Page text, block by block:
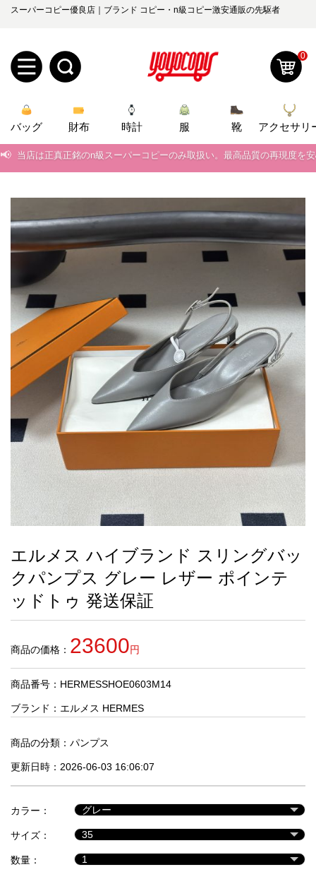
スーパーコピー優良店｜ブランド コピー・n級コピー激安通販の先駆者
規
ユ
ザ
ー
登
ロ
グ
ン
オ
ダ
ー
管
理
知
ら
せ
yoyocopys@gmail.com
2026人気特集
バッグ
財布
時計
服
ズボン
衣装セット
靴
住まい用品
アクセサリー
ベルト
スカーフ
アイフォーンケ
ース
小物
最
新
製
品
す
め
商
人
気
商
セ
ル
品
0
バッグ 財布 時計 服 靴
アクセサリ
📢 新作入荷！ルイ・ヴィトンスーパーコピー バッグ最新モデルが登場。
📢 当店は正真正銘のn級スーパーコピーのみ取扱い。最高品質の再現度を
📢 2026春の新作続々更新中！期間中のご注文でお得な割引をご利用いただ
新作入荷！ルイ・ヴィトンスーパーコピー バッグ最新モデルが登場。
エルメス ハイブランド スリングバッ
クパンプス グレー レザー ポインテ
ッドトゥ 発送保証
商品の価格： 23600円
商品番号：HERMESSHOE0603M14
ブランド： エルメス HERMES
商品の分類： パンプス
更新日時：2026-06-03 16:06:07
カラー：
サイズ：
数量：